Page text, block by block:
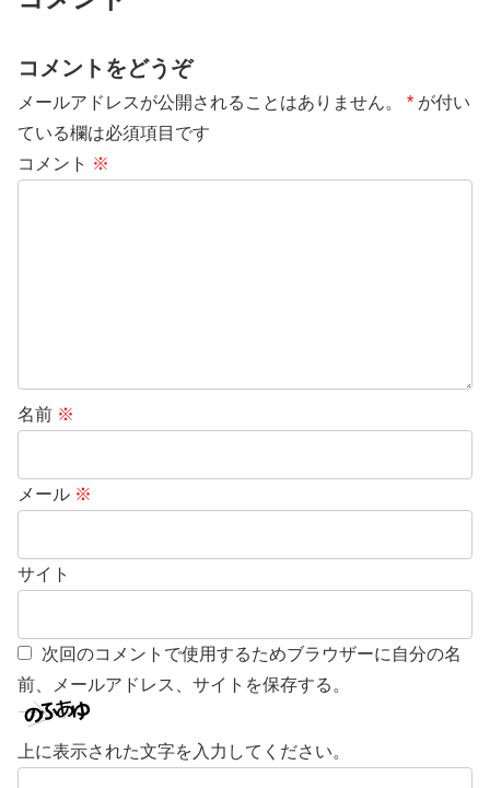
コメントをどうぞ
メールアドレスが公開されることはありません。 * が付い
ている欄は必須項目です
コメント ※
名前 ※
メール ※
サイト
次回のコメントで使用するためブラウザーに自分の名
前、メールアドレス、サイトを保存する。
上に表示された文字を入力してください。